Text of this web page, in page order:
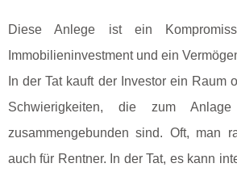
Diese Anlege ist ein
Immobilieninvestment und ein
In der Tat kauft der Investor ein Raum
Schwierigkeiten, die zum
zusammengebunden sind. Oft, man
auch für Rentner. In der Tat, es kann